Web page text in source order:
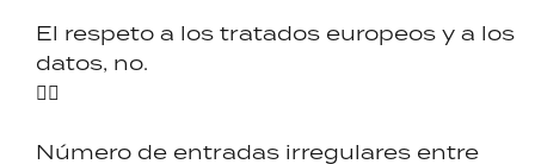
El respeto a los tratados europeos y a los
datos, no.
👇🏼
Número de entradas irregulares entre